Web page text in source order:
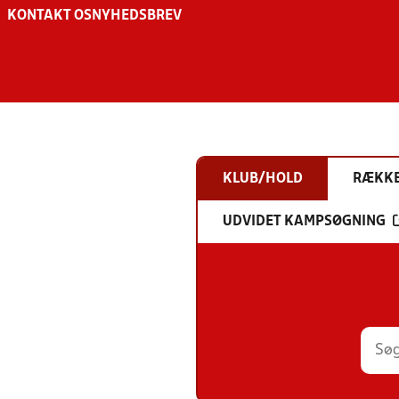
KONTAKT OS NYHEDSBREV
KLUB/HOLD
UDVIDET KAMPSØGNING